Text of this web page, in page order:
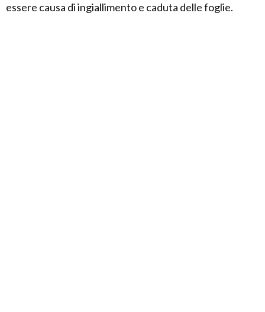
essere causa di ingiallimento e caduta delle foglie.